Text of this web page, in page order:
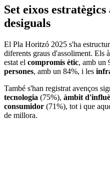
Set eixos
desiguals
El Pla Horitzó 2025 s'ha
diferents graus d'assoliment. Els
estat el compromís ètic, amb un
persones, amb un 84%, i les
També s'han registrat avenços
tecnologia (75%), àmbit
consumidor (71%), tot i que
de millora.